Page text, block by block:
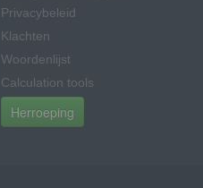
Privacybeleid
Klachten
Woordenlijst
Calculation tools
Herroeping